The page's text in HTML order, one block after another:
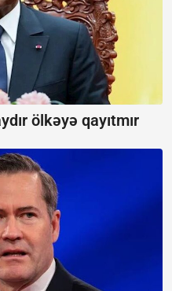
ölkəyə qayıtmır